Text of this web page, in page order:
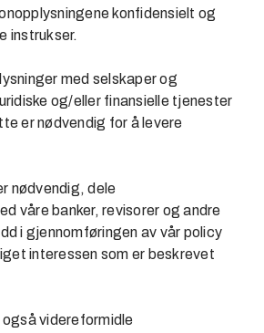
konfidensielt og
instrukser.
med selskaper og
og/eller finansielle tjenester
er nødvendig for å levere
nødvendig, dele
våre banker, revisorer og andre
i gjennomføringen av vår policy
interessen som er beskrevet
videreformidle